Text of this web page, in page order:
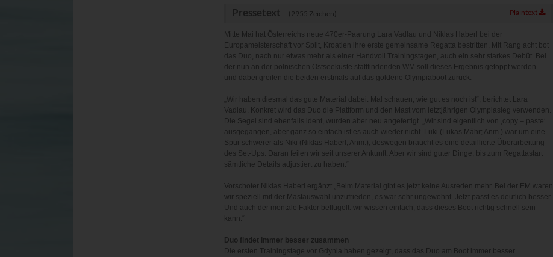
Pressetext (2955 Zeichen) Plaintext
Mitte Mai hat Österreichs neue 470er-Paarung Lara Vadlau und Niklas Haberl bei der
Europameisterschaft vor Split, Kroatien ihre erste gemeinsame Regatta bestritten. Mit Rang acht bot
das Duo, nach nur etwas mehr als einer Handvoll Trainingstagen, auch ein sehr starkes Debüt. Bei
der nun an der polnischen Ostseeküste stattfindenden WM soll dieses Ergebnis getoppt werden –
und dabei greifen die beiden erstmals auf das goldene Olympiaboot zurück.
„Wir haben diesmal das gute Material dabei. Mal schauen, wie gut es noch ist“, berichtet Lara
Vadlau. Konkret wird das Duo die Plattform und den Mast vom letztjährigen Olympiasieg verwenden.
Die Segel sind ebenfalls ident, wurden aber neu angefertigt. „Wir sind eigentlich von ‚copy – paste‘
ausgegangen, aber ganz so einfach ist es auch wieder nicht. Luki (Lukas Mähr; Anm.) war um eine
Spur schwerer als Niki (Niklas Haberl; Anm.), deswegen braucht es eine detaillierte Überarbeitung
des Set-Ups. Daran feilen wir seit unserer Ankunft. Aber wir sind guter Dinge, bis zum Regattastart
sämtliche Details adjustiert zu haben.“
Vorschoter Niklas Haberl ergänzt „Beim Material gibt es jetzt keine Ausreden mehr. Bei der EM waren
wir speziell mit der Mastauswahl unzufrieden, es war sehr ungewohnt. Jetzt passt es deutlich besser.
Und auch der mentale Faktor beflügelt: wir wissen einfach, dass dieses Boot richtig schnell sein
kann.“
Duo findet immer besser zusammen
Die ersten Trainingstage vor Gdynia haben gezeigt, dass das Duo am Boot immer besser